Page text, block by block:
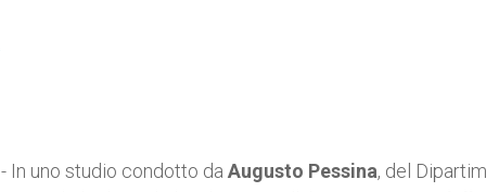
.- In uno studio condotto da Augusto Pessina, del